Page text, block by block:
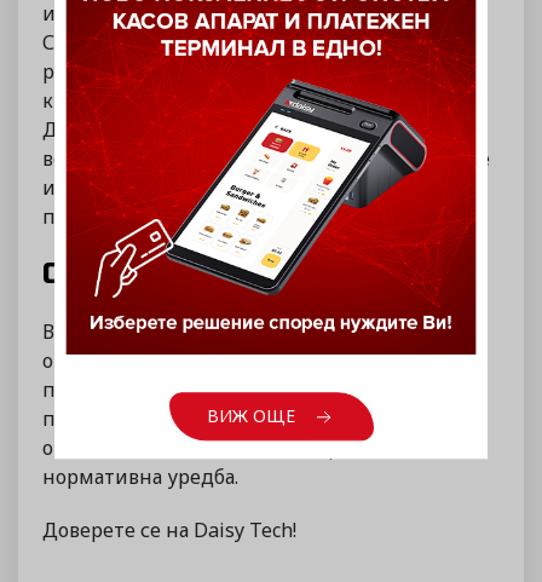
извършват, разбира се, плащания в брой.
СУПТО може да има най-различни
разновидности – складова програма, работна
книга в Excel, програма за фактуриране.
Достатъчно е СУПТО да следи и отчита
всички продажби в конкретния обект, като се
има предвид, че той се отнася не само за
продажба на стоки, но и на услуги.
СУПТО И DAISY TECH
В Дейзи имаме висококвалифициран екип,
огромен световен опит и качествени
продукти на изгодни цени. Нашият
професионализъм се изразява и в
отношението ни към често променящата се
нормативна уредба.
Доверете се на Daisy Tech!
ВИЖ ОЩЕ